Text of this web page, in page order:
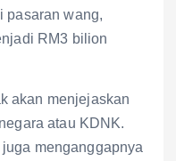
pasaran wang,
RM3 bilion
akan menjejaskan
atau KDNK.
menganggapnya